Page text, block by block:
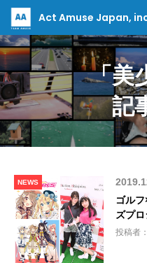
Act Amuse Japan,
「美
記
NEWS
ゴル
ズプ
投稿者